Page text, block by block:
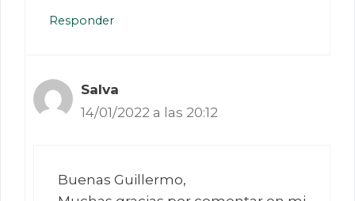
Responder
Salva
14/01/2022 a las 20:12
Buenas Guillermo,